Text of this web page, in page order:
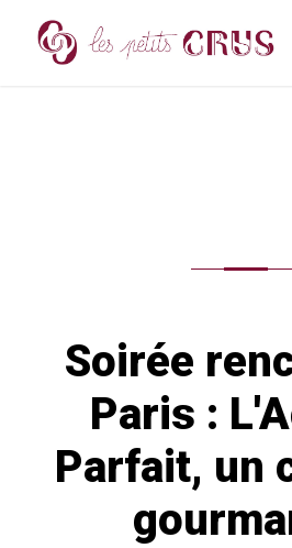
Soirée
Paris :
Parfait, un